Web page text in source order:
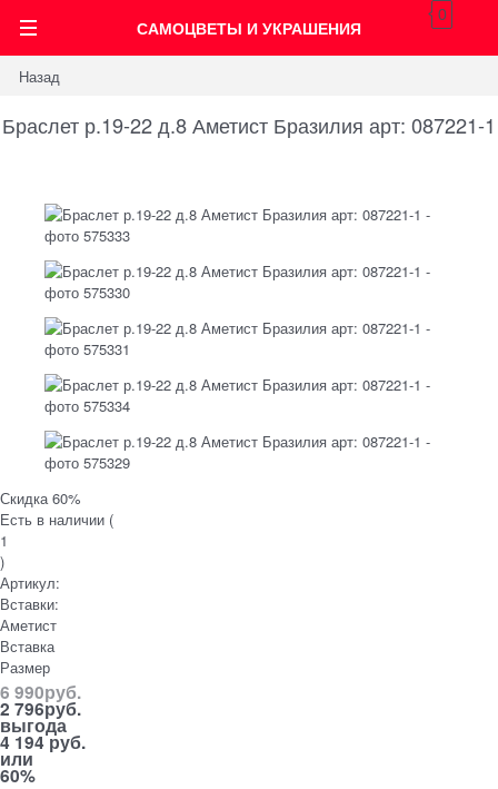
САМОЦВЕТЫ И УКРАШЕНИЯ
0
Назад
Браслет р.19-22 д.8 Аметист Бразилия арт: 087221-1
Скидка 60%
Есть в наличии (
1
)
Артикул:
Вставки:
Аметист
Вставка
Размер
6 990руб.
2 796руб.
выгода
4 194 руб.
или
60%